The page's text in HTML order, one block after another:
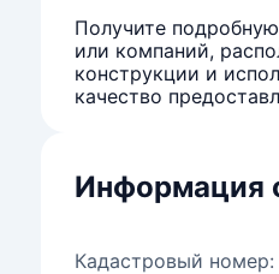
Получите
или компаний,
конструкции и
качество
Информация
Кадастровый номер: